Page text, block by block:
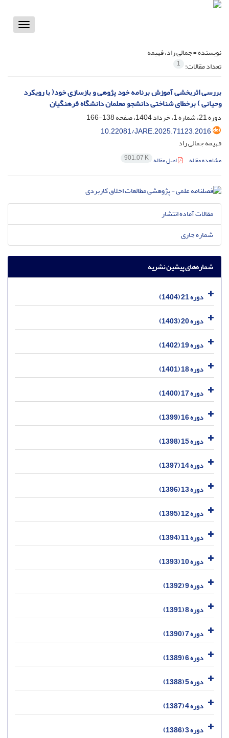
Toggle
نویسنده =جمالی راد، فهیمه
تعداد مقالات: 1
بررسی اثربخشی آموزش برنامه خود پژوهی و بازسازی خود( با رویکرد
وحیانی ) برخطای شناختی دانشجو معلمان دانشگاه فرهنگیان
دوره 21، شماره 1، خرداد 1404، صفحه
138-166
10.22081/JARE.2025.71123.2016
فهیمه جمالی راد
مشاهده مقاله اصل مقاله 901.07 K
مقالات آماده انتشار
شماره جاری
شماره‌های پیشین نشریه
دوره 21 (1404)
دوره 20 (1403)
دوره 19 (1402)
دوره 18 (1401)
دوره 17 (1400)
دوره 16 (1399)
دوره 15 (1398)
دوره 14 (1397)
دوره 13 (1396)
دوره 12 (1395)
دوره 11 (1394)
دوره 10 (1393)
دوره 9 (1392)
دوره 8 (1391)
دوره 7 (1390)
دوره 6 (1389)
دوره 5 (1388)
دوره 4 (1387)
دوره 3 (1386)